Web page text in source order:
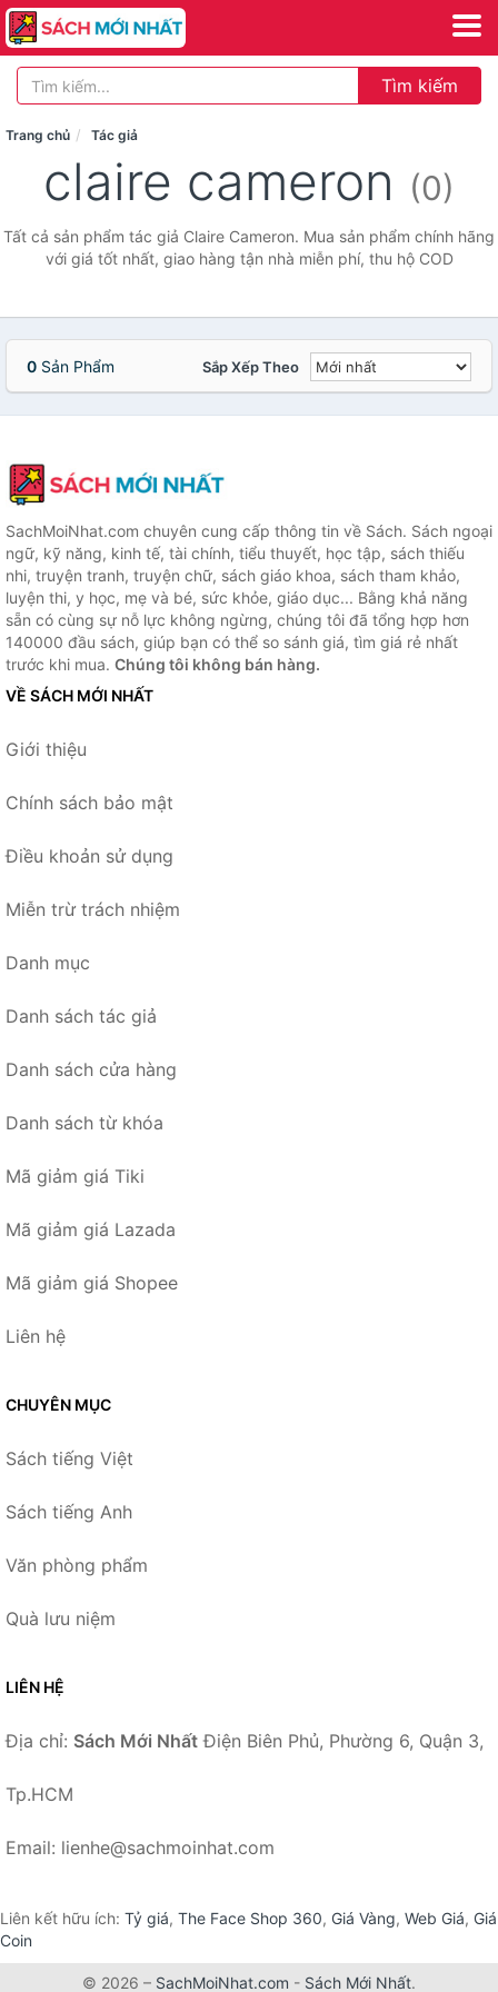
Tìm kiếm
Trang chủ Tác giả
claire cameron (0)
Tất cả sản phẩm tác giả Claire Cameron. Mua sản phẩm chính hãng
với giá tốt nhất, giao hàng tận nhà miễn phí, thu hộ COD
0 Sản Phẩm Sắp Xếp Theo
SachMoiNhat.com chuyên cung cấp thông tin về Sách. Sách ngoại
ngữ, kỹ năng, kinh tế, tài chính, tiểu thuyết, học tập, sách thiếu
nhi, truyện tranh, truyện chữ, sách giáo khoa, sách tham khảo,
luyện thi, y học, mẹ và bé, sức khỏe, giáo dục... Bằng khả năng
sẵn có cùng sự nỗ lực không ngừng, chúng tôi đã tổng hợp hơn
140000 đầu sách, giúp bạn có thể so sánh giá, tìm giá rẻ nhất
trước khi mua. Chúng tôi không bán hàng.
VỀ SÁCH MỚI NHẤT
Giới thiệu
Chính sách bảo mật
Điều khoản sử dụng
Miễn trừ trách nhiệm
Danh mục
Danh sách tác giả
Danh sách cửa hàng
Danh sách từ khóa
Mã giảm giá Tiki
Mã giảm giá Lazada
Mã giảm giá Shopee
Liên hệ
CHUYÊN MỤC
Sách tiếng Việt
Sách tiếng Anh
Văn phòng phẩm
Quà lưu niệm
LIÊN HỆ
Địa chỉ: Sách Mới Nhất Điện Biên Phủ, Phường 6, Quận 3,
Tp.HCM
Email: lienhe@sachmoinhat.com
Liên kết hữu ích: Tỷ giá, The Face Shop 360, Giá Vàng, Web Giá, Giá
Coin
© 2026 – SachMoiNhat.com - Sách Mới Nhất.